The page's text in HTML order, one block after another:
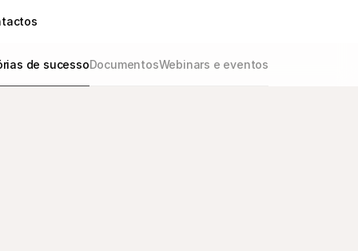
de sucessoDocumentosWebinars e eventos